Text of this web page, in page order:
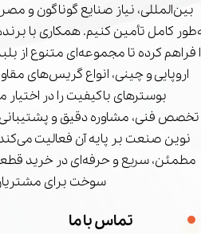
بین‌المللی، نیاز صنایع گوناگون و
کامل تأمین کنیم. همکاری با
فراهم کرده تا مجموعه‌ای متنوع از
اروپایی و چینی، انواع گریس‌های
بوسترهای باکیفیت را در
تخصص فنی، مشاوره دقیق و
نوین صنعت بر پایه آن فعالیت
مطمئن، سریع و حرفه‌ای در خرید
سوخت برای
تماس با ما